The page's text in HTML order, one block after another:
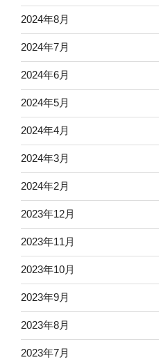
2024年8月
2024年7月
2024年6月
2024年5月
2024年4月
2024年3月
2024年2月
2023年12月
2023年11月
2023年10月
2023年9月
2023年8月
2023年7月